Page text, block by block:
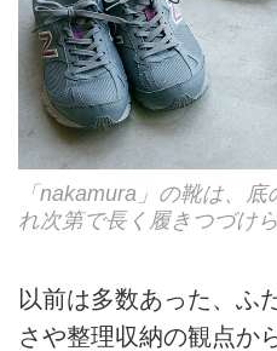
「nakamura」の靴は、
れ次第で長く履きつづけ
以前は多数あった、ふ
さや整理収納の観点か